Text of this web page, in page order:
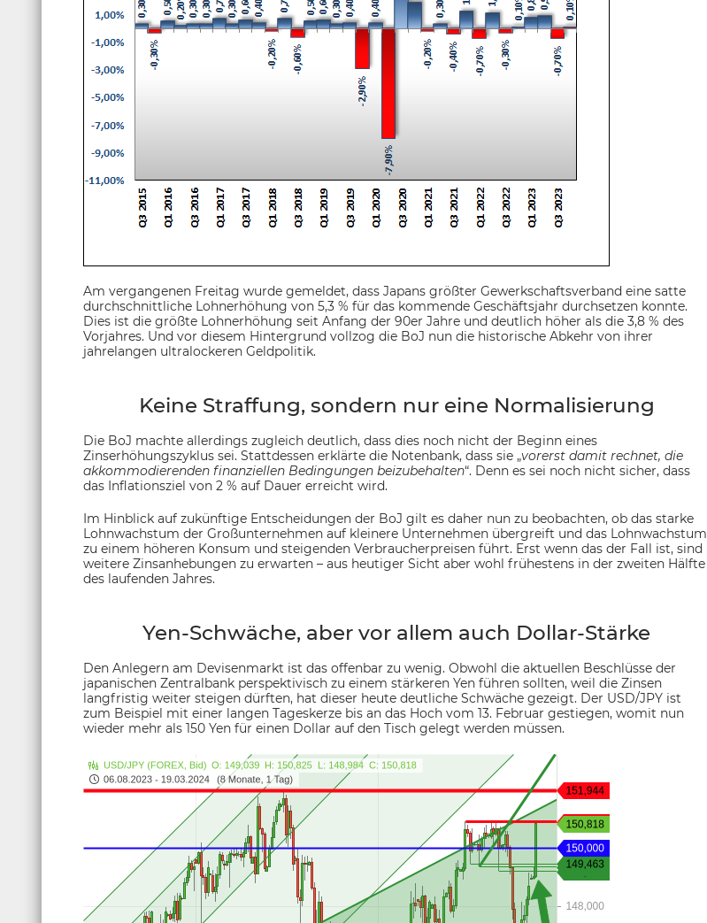
Am vergangenen Freitag wurde gemeldet, dass Japans größter Gewerkschaftsverband eine satte
durchschnittliche Lohnerhöhung von 5,3 % für das kommende Geschäftsjahr durchsetzen konnte.
Dies ist die größte Lohnerhöhung seit Anfang der 90er Jahre und deutlich höher als die 3,8 % des
Vorjahres. Und vor diesem Hintergrund vollzog die BoJ nun die historische Abkehr von ihrer
jahrelangen ultralockeren Geldpolitik.
Keine Straffung, sondern nur eine Normalisierung
Die BoJ machte allerdings zugleich deutlich, dass dies noch nicht der Beginn eines
Zinserhöhungszyklus sei. Stattdessen erklärte die Notenbank, dass sie „vorerst damit rechnet, die
akkommodierenden finanziellen Bedingungen beizubehalten“. Denn es sei noch nicht sicher, dass
das Inflationsziel von 2 % auf Dauer erreicht wird.
Im Hinblick auf zukünftige Entscheidungen der BoJ gilt es daher nun zu beobachten, ob das starke
Lohnwachstum der Großunternehmen auf kleinere Unternehmen übergreift und das Lohnwachstum
zu einem höheren Konsum und steigenden Verbraucherpreisen führt. Erst wenn das der Fall ist, sind
weitere Zinsanhebungen zu erwarten – aus heutiger Sicht aber wohl frühestens in der zweiten Hälfte
des laufenden Jahres.
Yen-Schwäche, aber vor allem auch Dollar-Stärke
Den Anlegern am Devisenmarkt ist das offenbar zu wenig. Obwohl die aktuellen Beschlüsse der
japanischen Zentralbank perspektivisch zu einem stärkeren Yen führen sollten, weil die Zinsen
langfristig weiter steigen dürften, hat dieser heute deutliche Schwäche gezeigt. Der USD/JPY ist
zum Beispiel mit einer langen Tageskerze bis an das Hoch vom 13. Februar gestiegen, womit nun
wieder mehr als 150 Yen für einen Dollar auf den Tisch gelegt werden müssen.